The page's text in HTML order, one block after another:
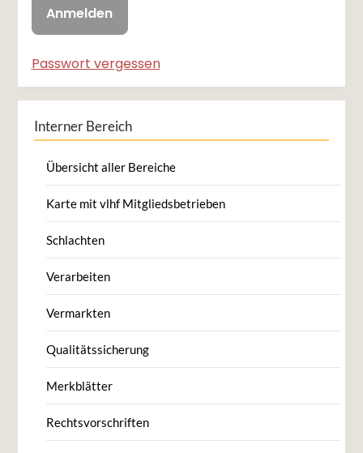
Passwort vergessen
Interner Bereich
Übersicht aller Bereiche
Karte mit vlhf Mitgliedsbetrieben
Schlachten
Verarbeiten
Vermarkten
Qualitätssicherung
Merkblätter
Rechtsvorschriften